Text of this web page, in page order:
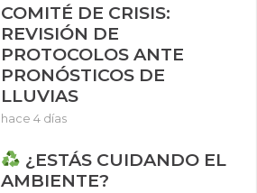
COMITÉ DE CRISIS:
REVISIÓN DE
PROTOCOLOS ANTE
PRONÓSTICOS DE
LLUVIAS
hace 4 días
¿ESTÁS CUIDANDO EL
AMBIENTE?